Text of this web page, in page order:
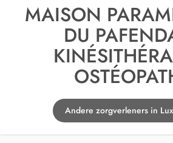
MAISON
DU
Andere zorgverleners in